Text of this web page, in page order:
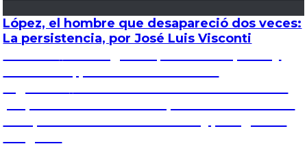
López, el hombre que desapareció dos veces:
La persistencia, por José Luis Visconti
Navegación
de
entradas